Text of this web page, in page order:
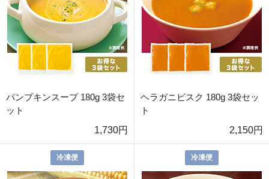
パンプキンスープ 180g 3袋セ
ット
1,730円
ヘラガニビスク 180g 3袋セッ
ト
2,150円
冷凍便 冷凍便